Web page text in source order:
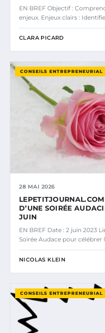
EN BREF Objectif :
enjeux. Enjeux clairs :
CLARA PICARD
CONSEILS ENTREPRENEURIAL
28 MAI 2026
D’UNE SOIRÉE
JUIN
EN BREF Date : 2 juin 2023
Soirée Audace pour célébrer
NICOLAS KLEIN
CONSEILS ENTREPRENEURIAL